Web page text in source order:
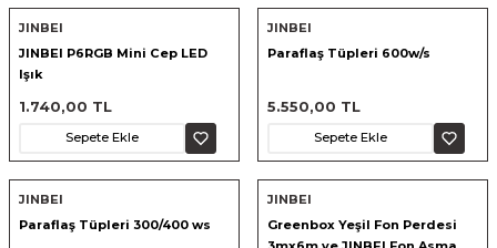
JINBEI
JINBEI P6RGB Mini Cep LED
Işık
1.740,00 TL
Sepete Ekle
JINBEI
Paraflaş Tüpleri 600w/s
5.550,00 TL
Sepete Ekle
JINBEI
Paraflaş Tüpleri 300/400 ws
JINBEI
Greenbox Yeşil Fon Perdesi